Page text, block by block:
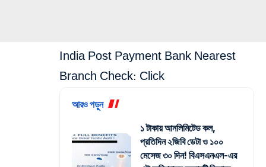
India Post Payment Bank Nearest
Branch Check: Click
আরও পড়ুন
১ টাকায় আনলিমিটেড কল,
প্রতিদিন ২জিবি ডেটা ও ১০০
মেসেজ ৩০ দিন! বিএসএনএল-এর